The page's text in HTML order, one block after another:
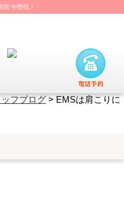
院 中野院！
フブログ>EMSは肩こりに